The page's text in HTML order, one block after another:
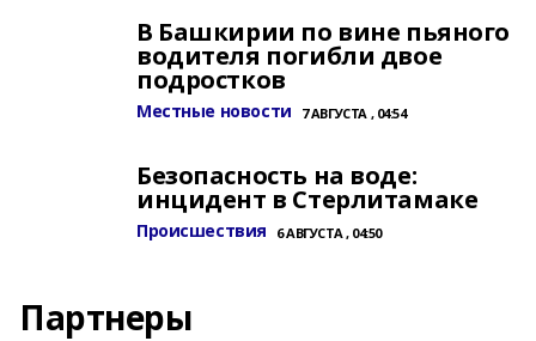
В Башкирии по вине пьяного
водителя погибли двое
подростков
Местные новости 7 АВГУСТА , 04:54
Безопасность на воде:
инцидент в Стерлитамаке
Происшествия 6 АВГУСТА , 04:50
Партнеры